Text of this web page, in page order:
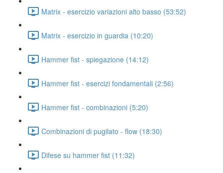
Matrix - esercizio variazioni alto basso (53:52)
Matrix - esercizio in guardia (10:20)
Hammer fist - spiegazione (14:12)
Hammer fist - esercizi fondamentali (2:56)
Hammer fist - combinazioni (5:20)
Combinazioni di pugilato - flow (18:30)
Difese su hammer fist (11:32)